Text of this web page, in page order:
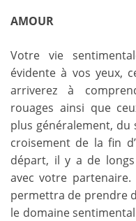
AMOUR
Votre vie
évidente à vos yeux,
arriverez à
rouages ainsi que
plus généralement, du
croisement de la fin
départ, il y a de
avec votre partenaire.
permettra de prendre
le domaine